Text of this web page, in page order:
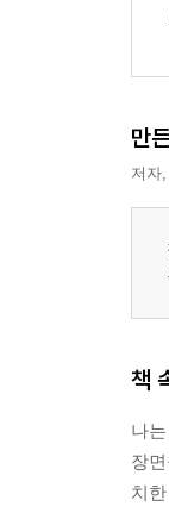
만
저자
책
나
장
치